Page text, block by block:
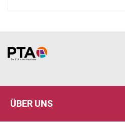
Home
ÜBER UNS